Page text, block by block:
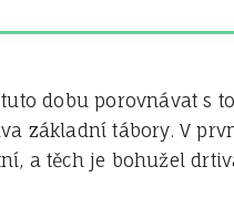
dobu porovnávat s
základní tábory. V
a těch je bohužel